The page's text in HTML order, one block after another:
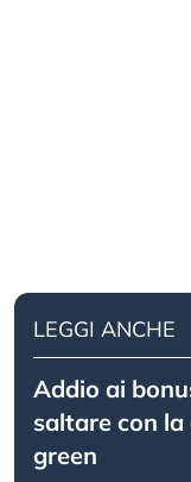
LEGGI ANCHE
Addio ai
saltare con
green